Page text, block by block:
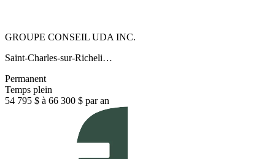
GROUPE CONSEIL UDA INC.
Saint-Charles-sur-Richeli…
Permanent
Temps plein
54 795 $ à 66 300 $ par an